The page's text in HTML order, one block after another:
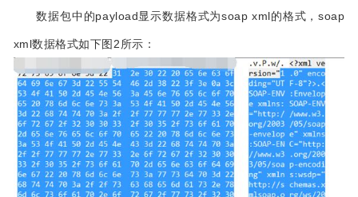
数据包中的payload显示数据格式为soap xml的格式 ，soap
xml数据格式如下图2所示：